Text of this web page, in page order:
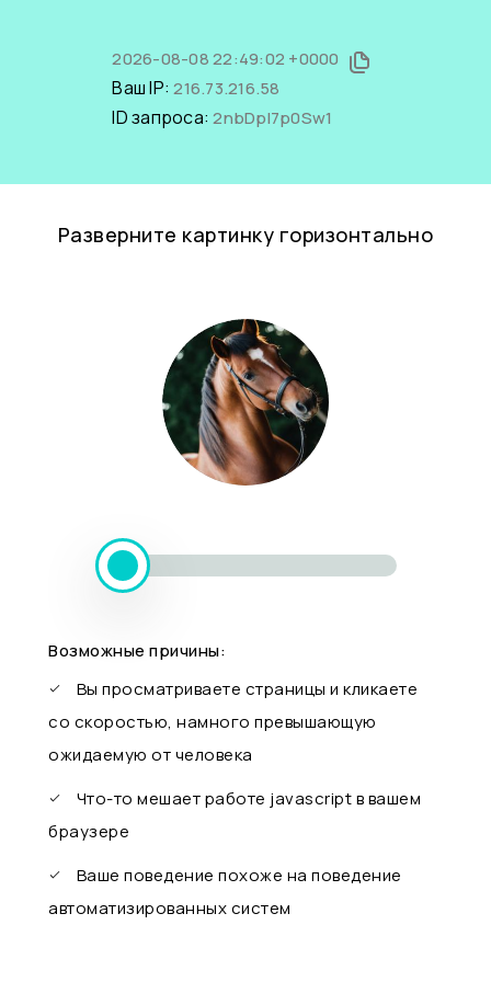
2026-08-08 22:49:02 +0000
Ваш IP:216.73.216.58
ID запроса:2nbDpl7p0Sw1
Разверните картинку горизонтально
Возможные причины:
Вы просматриваете страницы и кликаете
со скоростью, намного превышающую
ожидаемую от человека
Что-то мешает работе javascript в вашем
браузере
Ваше поведение похоже на поведение
автоматизированных систем